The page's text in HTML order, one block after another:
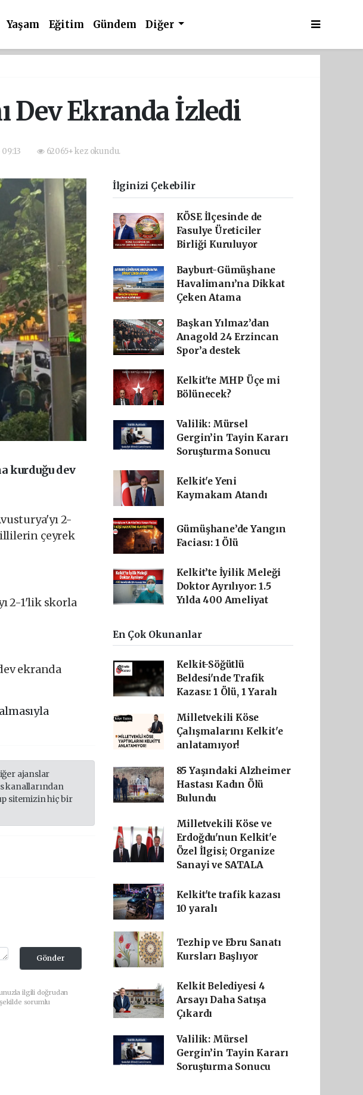
Yaşam Eğitim Gündem Diğer
Dev Ekranda İzledi
62065+ kez okundu.
kurduğu dev
2-
çeyrek
2-1'lik skorla
ekranda
ajanslar
kanallarından
sitemizin hiç bir
Gönder
ilgili doğrudan
sorumlu
İlginizi Çekebilir
KÖSE İlçesinde de
Fasulye Üreticiler
Birliği Kuruluyor
Bayburt-Gümüşhane
Havalimanı’na Dikkat
Çeken Atama
Başkan Yılmaz’dan
Anagold 24 Erzincan
Spor’a destek
Kelkit'te MHP Üçe mi
Bölünecek?
Valilik: Mürsel
Gergin’in Tayin Kararı
Soruşturma Sonucu
Kelkit'e Yeni
Kaymakam Atandı
Gümüşhane’de Yangın
Faciası: 1 Ölü
Kelkit’te İyilik Meleği
Doktor Ayrılıyor: 1.5
Yılda 400 Ameliyat
En Çok Okunanlar
Kelkit-Söğütlü
Beldesi'nde Trafik
Kazası: 1 Ölü, 1 Yaralı
Milletvekili Köse
Çalışmalarını Kelkit'e
anlatamıyor!
85 Yaşındaki Alzheimer
Hastası Kadın Ölü
Bulundu
Milletvekili Köse ve
Erdoğdu'nun Kelkit'e
Özel İlgisi; Organize
Sanayi ve SATALA
Kelkit'te trafik kazası
10 yaralı
Tezhip ve Ebru Sanatı
Kursları Başlıyor
Kelkit Belediyesi 4
Arsayı Daha Satışa
Çıkardı
Valilik: Mürsel
Gergin’in Tayin Kararı
Soruşturma Sonucu